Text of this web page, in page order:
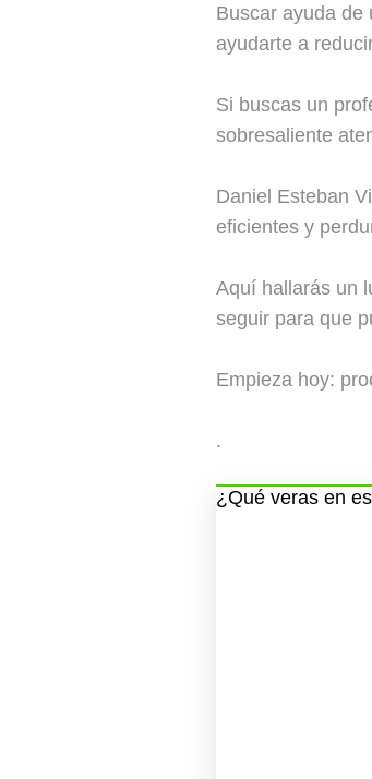
Buscar ayuda de
ayudarte a
Si buscas un
sobresaliente
Daniel Esteban
eficientes y
Aquí hallarás un
seguir para que
Empieza hoy:
.
¿Qué veras en